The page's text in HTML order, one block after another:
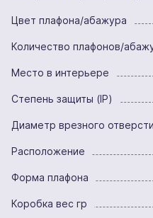
Цвет плафона/абажура
Количество плафонов/
Место в интерьере
Степень защиты (IP)
Диаметр врезного
Расположение
Форма плафона
Коробка вес гр